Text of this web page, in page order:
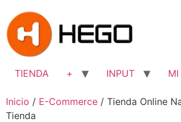
TIENDA + INPUT
Inicio / E-Commerce / Tienda Online
Tienda